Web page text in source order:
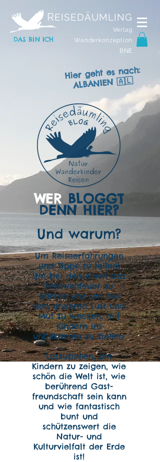
REISEDÄUMLING
Verlag
Wanderkonzeption
BNE
DAS BIN ICH
Hier geht es nach:
ALBANIEN 🇦🇱
WER BLOGGT
DENN HIER?
Und warum?
Um Reiseerfahrungen
und Tipps zu teilen!
Um bei den einen das
Fernwehfeuer zu
nähren und um bei
den anderen Lust und
Mut zu wecken, mit
Kindern ins
unbekannte zu ziehen.
Loszuziehen, um
Kindern zu zeigen, wie
schön die Welt ist, wie
berührend Gast-
freundschaft sein kann
und wie fantastisch
bunt und
schützenswert die
Natur- und
Kulturvielfalt der Erde
ist!